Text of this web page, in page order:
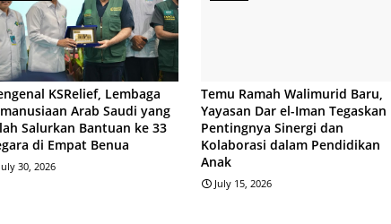
KSRelief, Lembaga
Arab Saudi yang
Salurkan Bantuan ke 33
di Empat Benua
July 30, 2026
Temu Ramah Walimurid Baru,
Yayasan Dar el-Iman Tegaskan
Pentingnya Sinergi dan
Kolaborasi dalam Pendidikan
Anak
July 15, 2026